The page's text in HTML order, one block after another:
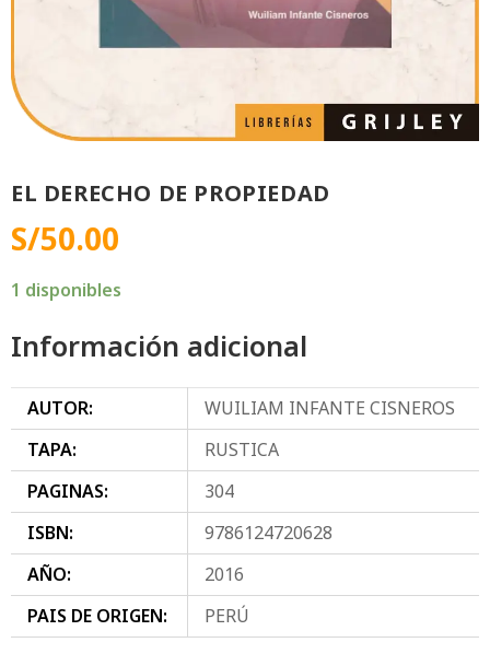
EL DERECHO DE PROPIEDAD
S/50.00
1 disponibles
Información adicional
AUTOR:
WUILIAM INFANTE CISNEROS
TAPA:
RUSTICA
PAGINAS:
304
ISBN:
9786124720628
AÑO:
2016
PAIS DE ORIGEN:
PERÚ